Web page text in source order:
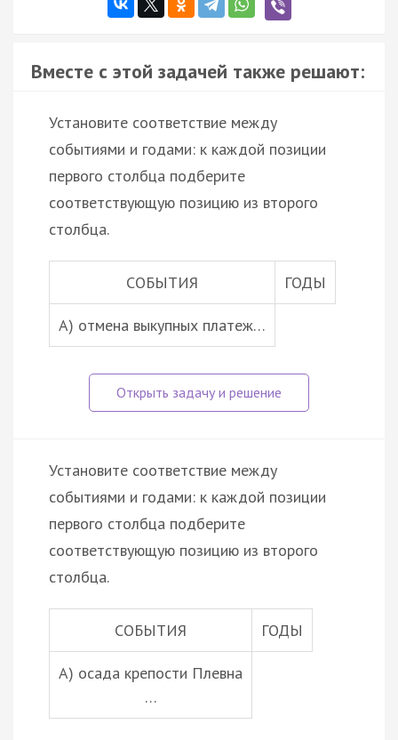
Вместе с этой задачей также решают:
Установите соответствие между
событиями и годами: к каждой позиции
первого столбца подберите
соответствующую позицию из второго
столбца.
СОБЫТИЯ ГОДЫ
А) отмена выкупных платеж…
Установите соответствие между
событиями и годами: к каждой позиции
первого столбца подберите
соответствующую позицию из второго
столбца.
СОБЫТИЯ ГОДЫ
А) осада крепости Плевна
…